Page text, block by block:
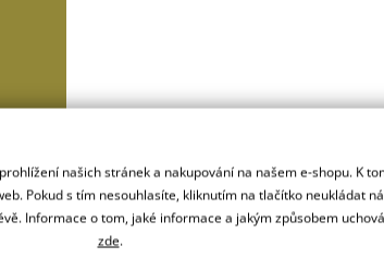
našich stránek a nakupování na našem e-shopu. K
Pokud s tím nesouhlasíte, kliknutím na tlačítko neukládat
Informace o tom, jaké informace a jakým způsobem
zde.